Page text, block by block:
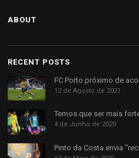
ABOUT
RECENT POSTS
FC Porto próximo de
12 de Agosto de 2021
Temos que ser mais
4 de Junho de 2020
Pinto da Costa envia